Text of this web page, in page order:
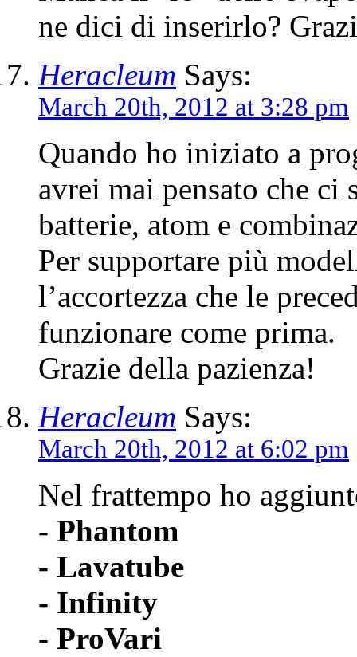
ne dici di inserirlo?
Heracleum Says:
March 20th, 2012 at 3:28 pm
Quando ho iniziato a
avrei mai pensato che ci
batterie, atom e
Per supportare più
l’accortezza che le
funzionare come prima.
Grazie della pazienza!
Heracleum Says:
March 20th, 2012 at 6:02 pm
Nel frattempo ho
- Phantom
- Lavatube
- Infinity
- ProVari